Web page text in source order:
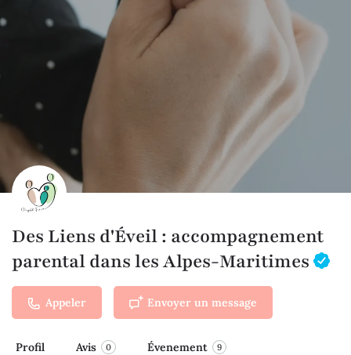
Des Liens d'Éveil : accompagnement
parental dans les Alpes-Maritimes
Appeler Envoyer un message
Profil Avis 0 Évenement 9